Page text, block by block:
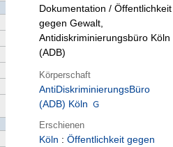
Dokumentation / Öffentlichkeit
gegen Gewalt,
Antidiskriminierungsbüro Köln
(ADB)
Körperschaft
AntiDiskriminierungsBüro
(ADB) Köln
Erschienen
Köln : Öffentlichkeit gegen